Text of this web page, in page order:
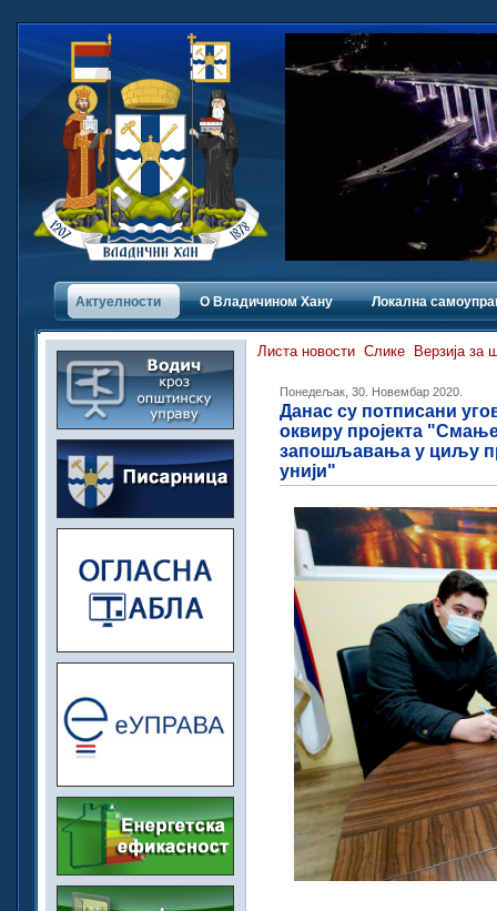
Актуелности О Владичинoм Хану Локална
Листа новости Слике Верзија за
Понедељак, 30. Новембар 2020.
Данас су потписани
оквиру пројекта
запошљавања у циљу
унији"